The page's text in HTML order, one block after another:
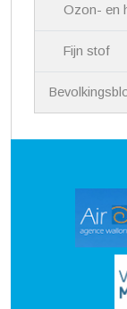
Ozon- en
Fijn stof